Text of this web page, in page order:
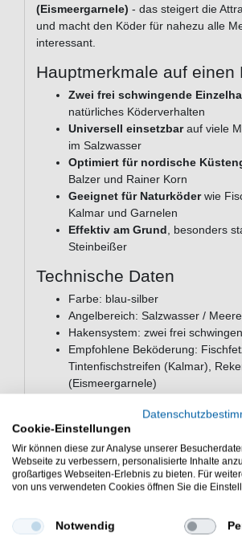
(Eismeergarnele) - das steigert die
und macht den Köder für nahezu alle
interessant.
Hauptmerkmale auf einen
Zwei frei schwingende
natürliches Köderverhalten
Universell einsetzbarauf viele
im Salzwasser
Optimiert für nordische
Balzer und Rainer Korn
Geeignet für Naturköderwie
Kalmar und Garnelen
Effektiv am Grund, besonders
Steinbeißer
Technische Daten
Farbe: blau-silber
Angelbereich: Salzwasser /
Hakensystem: zwei frei
Empfohlene Beköderung:
Tintenfischstreifen (Kalmar),
(Eismeergarnele)
Häufig gestellte Fragen
Raichiku blau-silber
Für welche Zielfische eignet
Der Raichiku ist ein echter
Cookie-Einstellungen
Wir können diese zur Analyse unserer
Webseite zu verbessern, personalisierte Inhalte
großartiges Webseiten-Erlebnis zu bieten. Für
von uns verwendeten Cookies öffnen Sie die
Notwendig